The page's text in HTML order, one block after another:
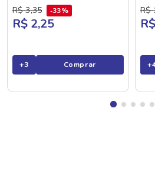
Framboesa e Amora 85g
R$ 3,35 33%
R$ 2,25
+3 Comprar
R$
+